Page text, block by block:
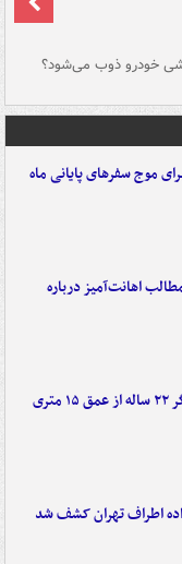
خودرو ذوب می‌شود؟
موج سفرهای پایانی ماه
اهانت‌آمیز درباره
نجات معجزه‌آسای کارگر ۲۲ ساله از عمق ۱۵ متری
اطراف تهران کشف شد